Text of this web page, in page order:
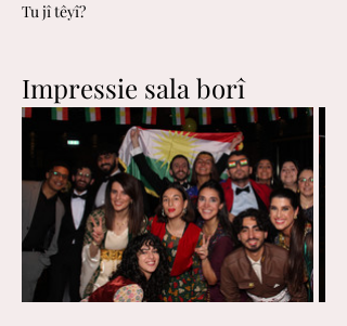
Tu jî têyî?
Impressie sala borî